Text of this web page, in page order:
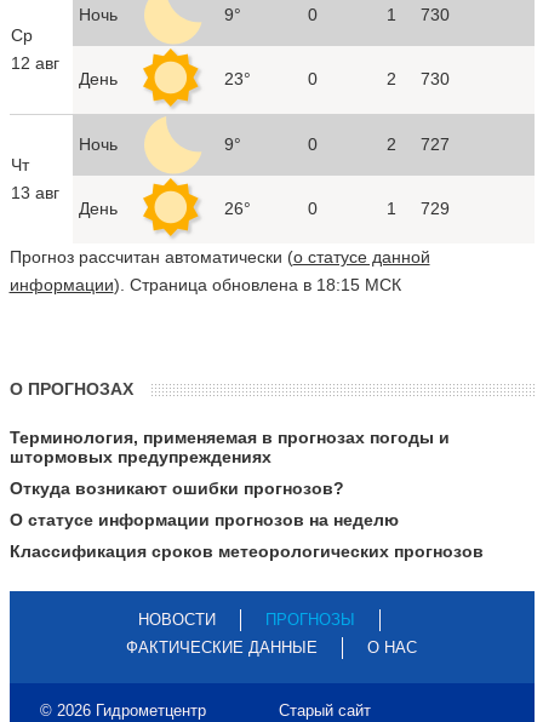
Ср
12 авг
Ночь 9° 0 1 730
День 23° 0 2 730
Чт
13 авг
Ночь 9° 0 2 727
День 26° 0 1 729
Прогноз рассчитан автоматически (о статусе данной
информации). Страница обновлена в 18:15 МСК
О ПРОГНОЗАХ
Терминология, применяемая в прогнозах погоды и
штормовых предупреждениях
Откуда возникают ошибки прогнозов?
О статусе информации прогнозов на неделю
Классификация сроков метеорологических прогнозов
НОВОСТИ
ПРОГНОЗЫ
ФАКТИЧЕСКИЕ ДАННЫЕ
О НАС
© 2026 Гидрометцентр
Старый сайт